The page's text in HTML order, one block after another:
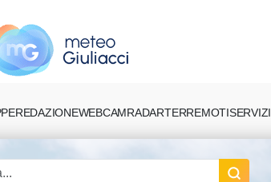
REDAZIONEWEBCAMRADARTERREMOTISERVIZI